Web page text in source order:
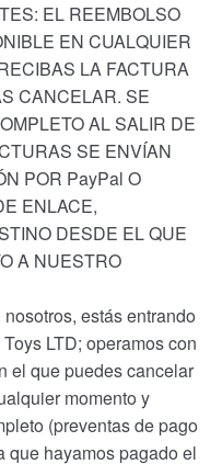
EL REEMBOLSO
EN CUALQUIER
LA FACTURA
CANCELAR. SE
AL SALIR DE
SE ENVÍAN
POR PayPal O
ENLACE,
DESDE EL QUE
A NUESTRO
estás entrando
LTD; operamos con
el que puedes cancelar
momento y
(preventas de pago
que hayamos pagado el